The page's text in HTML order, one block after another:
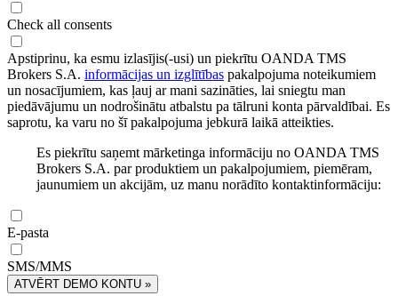
Check all consents
Apstiprinu, ka esmu izlasījis(-usi) un piekrītu OANDA TMS
Brokers S.A. informācijas un izglītības pakalpojuma noteikumiem
un nosacījumiem, kas ļauj ar mani sazināties, lai sniegtu man
piedāvājumu un nodrošinātu atbalstu pa tālruni konta pārvaldībai. Es
saprotu, ka varu no šī pakalpojuma jebkurā laikā atteikties.
Es piekrītu saņemt mārketinga informāciju no OANDA TMS
Brokers S.A. par produktiem un pakalpojumiem, piemēram,
jaunumiem un akcijām, uz manu norādīto kontaktinformāciju:
E-pasta
SMS/MMS
ATVĒRT DEMO KONTU »